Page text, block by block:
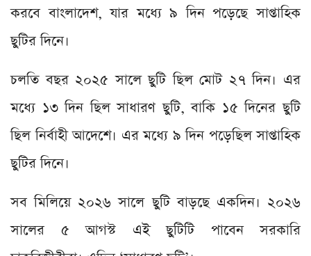
করবে বাংলাদেশ, যার মধ্যে ৯ দিন পড়েছে সাপ্তাহিক
ছুটির দিনে।
চলতি বছর ২০২৫ সালে ছুটি ছিল মোট ২৭ দিন। এর
মধ্যে ১৩ দিন ছিল সাধারণ ছুটি, বাকি ১৫ দিনের ছুটি
ছিল নির্বাহী আদেশে। এর মধ্যে ৯ দিন পড়েছিল সাপ্তাহিক
ছুটির দিনে।
সব মিলিয়ে ২০২৬ সালে ছুটি বাড়ছে একদিন। ২০২৬
সালের ৫ আগস্ট এই ছুটিটি পাবেন সরকারি